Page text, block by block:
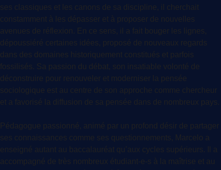
ses classiques et les canons de sa discipline, il cherchait
constamment à les dépasser et à proposer de nouvelles
avenues de réflexion. En ce sens, il a fait bouger les lignes,
dépoussiéré certaines idées, proposé de nouveaux regards
dans des domaines historiquement constitués et parfois
fossilisés. Sa passion du débat, son insatiable volonté de
déconstruire pour renouveler et moderniser la pensée
sociologique est au centre de son approche comme chercheur
et a favorisé la diffusion de sa pensée dans de nombreux pays.
Pédagogue passionné, animé par un profond désir de partager
ses connaissances comme ses questionnements, Marcelo a
enseigné autant au baccalauréat qu’aux cycles supérieurs. Il a
accompagné de très nombreux étudiant-e-s à la maîtrise et au